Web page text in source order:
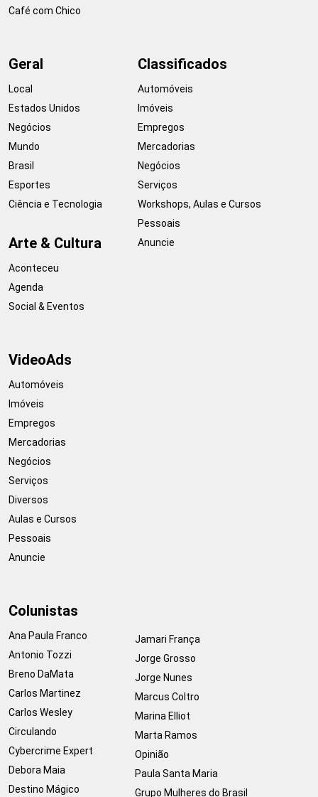
Café com Chico
Geral
Local
Estados Unidos
Negócios
Mundo
Brasil
Esportes
Ciência e Tecnologia
Arte & Cultura
Aconteceu
Agenda
Social & Eventos
Classificados
Automóveis
Imóveis
Empregos
Mercadorias
Negócios
Serviços
Workshops, Aulas e Cursos
Pessoais
Anuncie
VideoAds
Automóveis
Imóveis
Empregos
Mercadorias
Negócios
Serviços
Diversos
Aulas e Cursos
Pessoais
Anuncie
Colunistas
Ana Paula Franco
Antonio Tozzi
Breno DaMata
Carlos Martinez
Carlos Wesley
Circulando
Cybercrime Expert
Debora Maia
Destino Mágico
Jamari França
Jorge Grosso
Jorge Nunes
Marcus Coltro
Marina Elliot
Marta Ramos
Opinião
Paula Santa Maria
Grupo Mulheres do Brasil